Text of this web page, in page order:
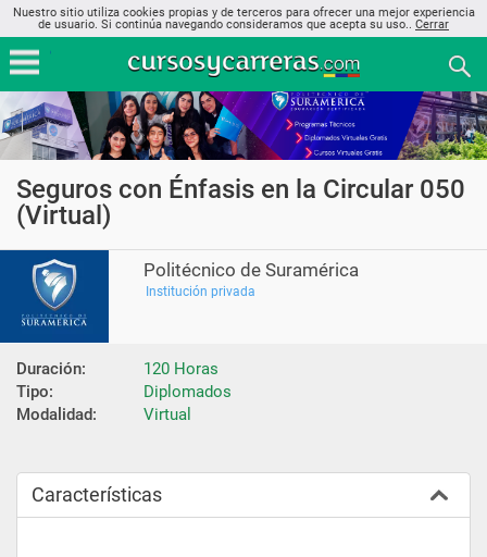
Nuestro sitio utiliza cookies propias y de terceros para ofrecer una mejor experiencia
de usuario. Si continúa navegando consideramos que acepta su uso.. Cerrar
Seguros con Énfasis en la Circular 050
(Virtual)
Politécnico de Suramérica
Institución privada
Duración:
120 Horas
Tipo:
Diplomados
Modalidad:
Virtual
Características